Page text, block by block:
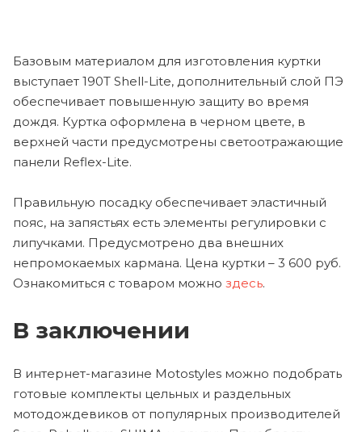
Базовым материалом для изготовления куртки
выступает 190T Shell-Lite, дополнительный слой ПЭ
обеспечивает повышенную защиту во время
дождя. Куртка оформлена в черном цвете, в
верхней части предусмотрены светоотражающие
панели Reflex-Lite.
Правильную посадку обеспечивает эластичный
пояс, на запястьях есть элементы регулировки с
липучками. Предусмотрено два внешних
непромокаемых кармана. Цена куртки – 3 600 руб.
Ознакомиться с товаром можно здесь.
В заключении
В интернет-магазине Motostyles можно подобрать
готовые комплекты цельных и раздельных
мотодождевиков от популярных производителей